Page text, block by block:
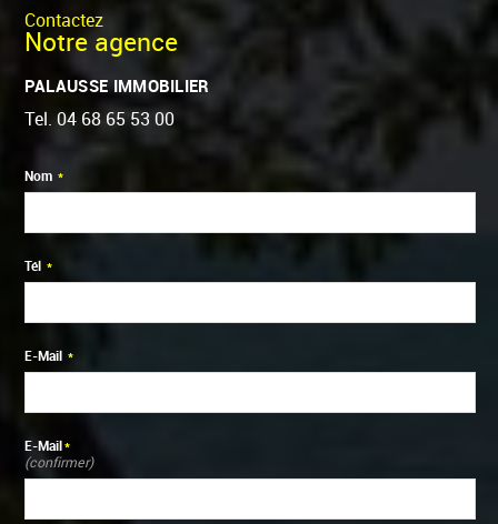
Contactez
Notre agence
PALAUSSE IMMOBILIER
Tel. 04 68 65 53 00
Nom *
Tél *
E-Mail *
E-Mail*
(confirmer)